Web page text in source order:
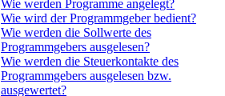
Wie werden Programme angelegt?
Wie wird der Programmgeber bedient?
Wie werden die Sollwerte des
Programmgebers ausgelesen?
Wie werden die Steuerkontakte des
Programmgebers ausgelesen bzw.
ausgewertet?